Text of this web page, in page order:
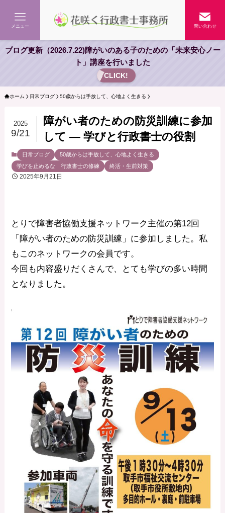
問い合わせ
メニュー
ブログ更新（2026.7.22)障がいのある子のための「未来安心ノー
ト」講座を行いました
CLICK!
ホーム 日常ブログ 50歳からは手放して、心地よく生きる
障がい者のための防災訓練に参加
して — 学びと行政書士の役割
2025
9/21
日常ブログ
50歳からは手放して、心地よく生きる
学びを止めるな 行政書士の修練
終活・生前対策
2025年9月21日
とりで障害者協働支援ネットワーク主催の第12回
「障がい者のための防災訓練」に参加しました。私
もこのネットワークの会員です。
今回も内容盛りだくさんで、とても学びの多い時間
となりました。